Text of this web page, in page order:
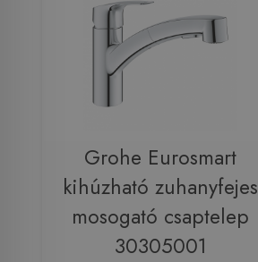
Grohe Eurosmart
kihúzható zuhanyfejes
mosogató csaptelep
30305001